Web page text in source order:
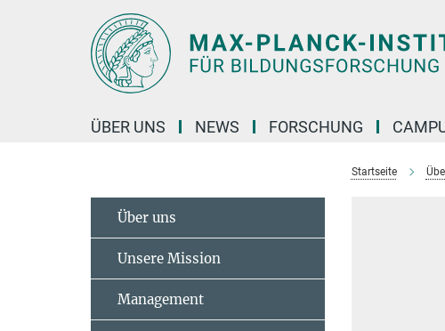
ÜBER UNS NEWS FORSCHUNG
Startseite
Über uns
Unsere Mission
Management